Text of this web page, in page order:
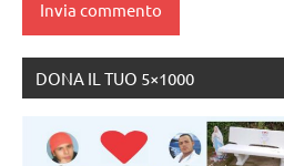
DONA IL TUO 5×1000